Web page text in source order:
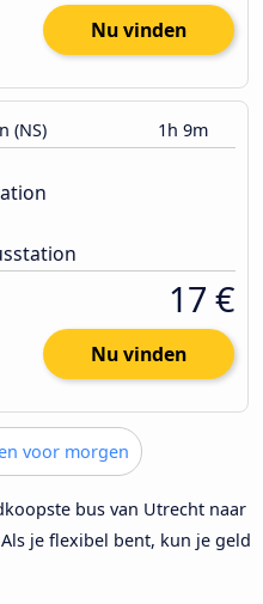
Nu vinden
(NS) 1h 9m
17 €
Nu vinden
voor morgen
bus van Utrecht naar
je flexibel bent, kun je geld